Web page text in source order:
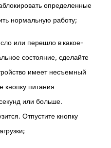
определенные
нормальную работу;
или перешло в какое-
состояние, сделайте
имеет несъемный
кнопку питания
или больше.
Отпустите кнопку